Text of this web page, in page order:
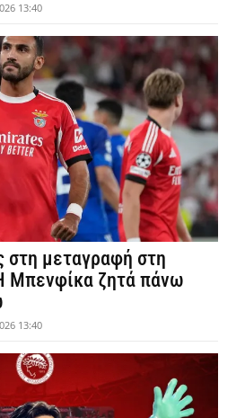
13:40
στη μεταγραφή στη
Μπενφίκα ζητά πάνω
13:40